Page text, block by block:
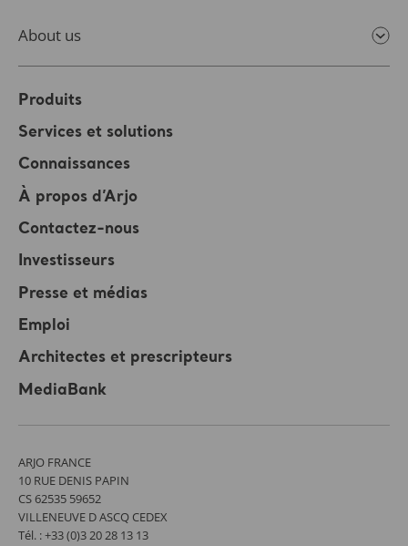
About us
Produits
Services et solutions
Connaissances
À propos d’Arjo
Contactez-nous
Investisseurs
Presse et médias
Emploi
Architectes et prescripteurs
MediaBank
ARJO FRANCE
10 RUE DENIS PAPIN
CS 62535 59652
VILLENEUVE D ASCQ CEDEX
Tél. : +33 (0)3 20 28 13 13